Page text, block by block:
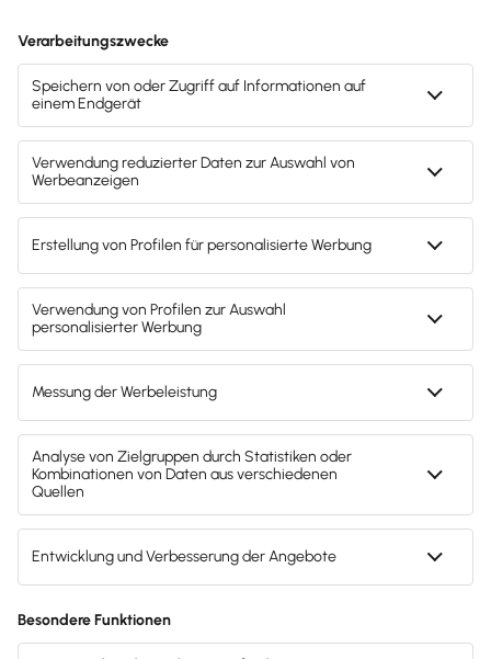
Datenexporte (DLS & euBP)
Alle Funktionen als PDF
TÜV
geprüft
Deutschlands
mit TÜV-geprüfter Softwarequalität
und Benutzerfreundlichkeit.